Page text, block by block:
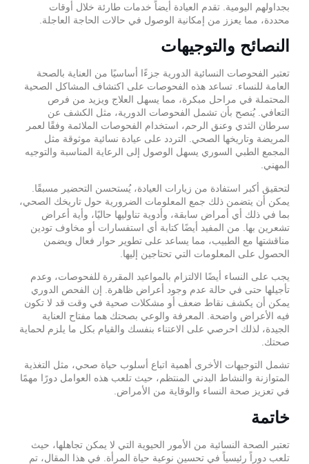
بجداولهم اليومية. تقدم العيادة أيضاً خدمات طارئة خلال أوقات
محددة، مما يعزز من إمكانية الوصول في حالات الحاجة العاجلة.
النصائح والتوجيهات
تعتبر الفحوصات النسائية الدورية جزءًا أساسيًا من العناية بالصحة
العامة للنساء. تساعد هذه الفحوصات على اكتشاف المشاكل الصحية
المحتملة في مراحل مبكرة، مما يسهل العلاج ويزيد من فرص
التعافي. يُنصح بأن تشمل الفحوصات الدورية، مثل الكشف عن
سرطان الثدي وعنق الرحم، استخدام الفحوصات الملائمة وفقًا لعمر
المريضة وتاريخها الصحي. التردد على عيادة نسائية موثوقة مثل
المجمع الطبي السوري يسهل الوصول إلى الرعاية المناسبة والتوجيه
المهني.
لتحقيق أكبر استفادة من زيارات العيادة، يُستحسن التحضير مسبقًا.
يمكن أن يتضمن ذلك جمع المعلومات الضرورية حول تاريخك الصحي،
بما في ذلك أي أمراض سابقة، وأدوية تناوليها حاليًا، وأية أعراض
تشعرين بها. من المفيد أيضًا كتابة أي استفسارات أو مخاوف تودين
مناقشتها مع الطبيب، مما يساعد على تطوير حوار فعال ويضمن
الحصول على المعلومات التي تحتاجين إليها.
يجب على النساء أيضًا الالتزام بالمواعيد المقررة للفحوصات، وعدم
تأجيلها حتى في حالة عدم وجود أعراض ظاهرة. إن الفحص الدوري
يمكن أن يكشف نقاط ضعف أو مشكلات صحية في وقت قد لا تكون
فيه الأعراض واضحة. المعرفة والوعي بصحتك هما مفتاح العناية
الجيدة، لذلك احرصي على الاعتناء بنفسك والقيام بكل ما يلزم لحماية
صحتك.
تشمل التوجيهات الأخرى أهمية اتباع أسلوب حياة صحي، مثل التغذية
المتوازنة والنشاط البدني المنتظم، حيث تلعب هذه العوامل دورًا مهمًا
في تعزيز صحة النساء والوقاية من الأمراض.
خاتمة
تعتبر الصحة النسائية من الأمور الحيوية التي لا يمكن تجاهلها، حيث
تلعب دوراً رئيسياً في تحسين نوعية حياة المرأة. في هذا المقال، تم